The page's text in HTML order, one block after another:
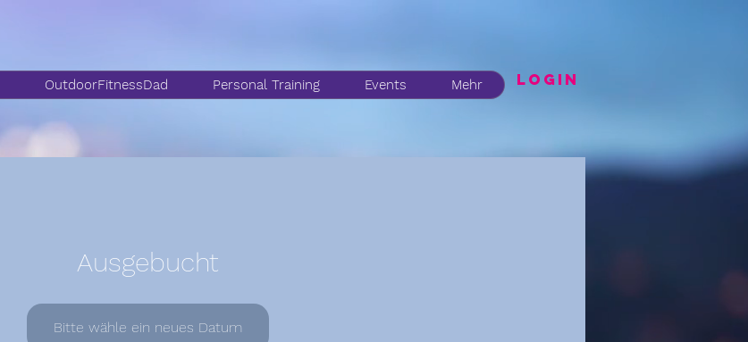
OutdoorFitnessDad Personal Training Events Mehr LogIN
Ausgebucht
Bitte wähle ein neues Datum